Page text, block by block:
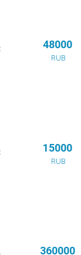
48000
RUB
15000
RUB
360000